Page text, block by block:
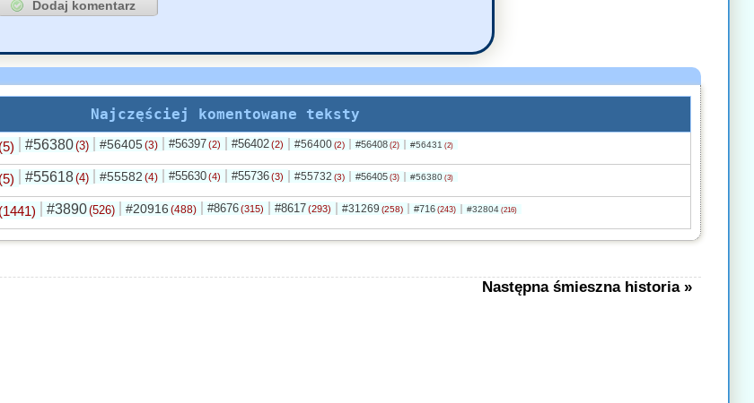
Najczęściej komentowane teksty
(5) #56380(3) #56405(3) #56397 (2) #56402 (2) #56400 (2) #56408 (2) #56431 (2)
(5) #55618(4) #55582 (4) #55630 (4) #55736 (3) #55732 (3) #56405 (3) #56380 (3)
(1441) #3890(526) #20916 (488) #8676 (315) #8617 (293) #31269 (258) #716 (243) #32804 (216)
Następna śmieszna historia »